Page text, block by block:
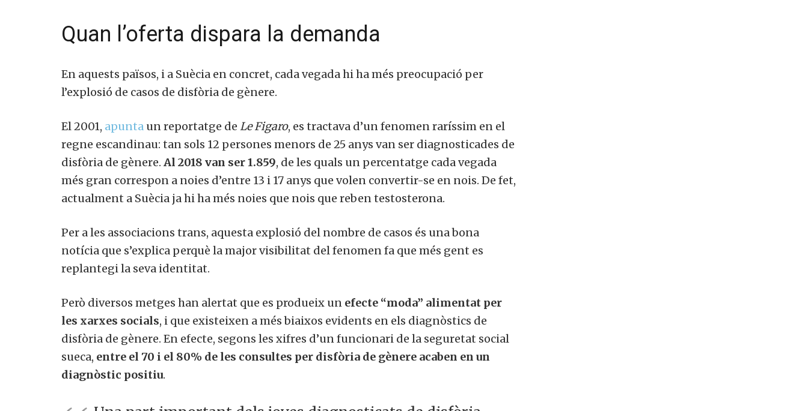
Quan l’oferta dispara la demanda
En aquests països, i a Suècia en concret, cada vegada hi ha més preocupació per
l’explosió de casos de disfòria de gènere.
El 2001, apunta un reportatge de Le Figaro, es tractava d’un fenomen raríssim en el
regne escandinau: tan sols 12 persones menors de 25 anys van ser diagnosticades de
disfòria de gènere. Al 2018 van ser 1.859, de les quals un percentatge cada vegada
més gran correspon a noies d’entre 13 i 17 anys que volen convertir-se en nois. De fet,
actualment a Suècia ja hi ha més noies que nois que reben testosterona.
Per a les associacions trans, aquesta explosió del nombre de casos és una bona
notícia que s’explica perquè la major visibilitat del fenomen fa que més gent es
replantegi la seva identitat.
Però diversos metges han alertat que es produeix un efecte “moda” alimentat per
les xarxes socials, i que existeixen a més biaixos evidents en els diagnòstics de
disfòria de gènere. En efecte, segons les xifres d’un funcionari de la seguretat social
sueca, entre el 70 i el 80% de les consultes per disfòria de gènere acaben en un
diagnòstic positiu.